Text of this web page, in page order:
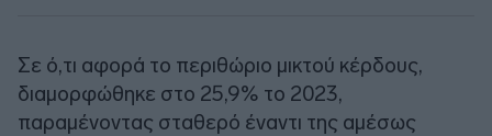
Σε ό,τι αφορά το περιθώριο μικτού κέρδους,
διαμορφώθηκε στο 25,9% το 2023,
παραμένοντας σταθερό έναντι της αμέσως